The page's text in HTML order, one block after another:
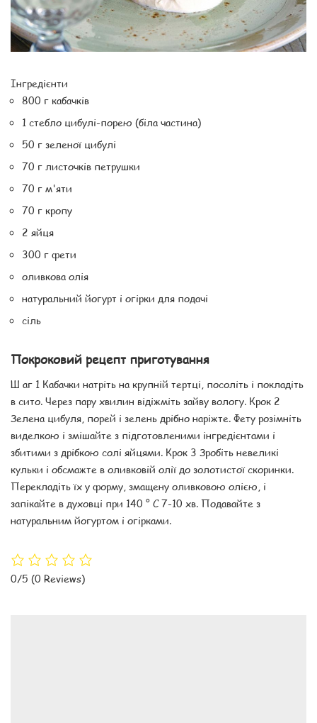
Інгредієнти
800 г кабачків
1 стебло цибулі-порею (біла частина)
50 г зеленої цибулі
70 г листочків петрушки
70 г м'яти
70 г кропу
2 яйця
300 г фети
оливкова олія
натуральний йогурт і огірки для подачі
сіль
Покроковий рецепт приготування
Ш аг 1 Кабачки натріть на крупній тертці, посоліть і покладіть
в сито. Через пару хвилин відіжміть зайву вологу. Крок 2
Зелена цибуля, порей і зелень дрібно наріжте. Фету розімніть
виделкою і змішайте з підготовленими інгредієнтами і
збитими з дрібкою солі яйцями. Крок 3 Зробіть невеликі
кульки і обсмажте в оливковій олії до золотистої скоринки.
Перекладіть їх у форму, змащену оливковою олією, і
запікайте в духовці при 140 ° С 7-10 хв. Подавайте з
натуральним йогуртом і огірками.
0/5 (0 Reviews)